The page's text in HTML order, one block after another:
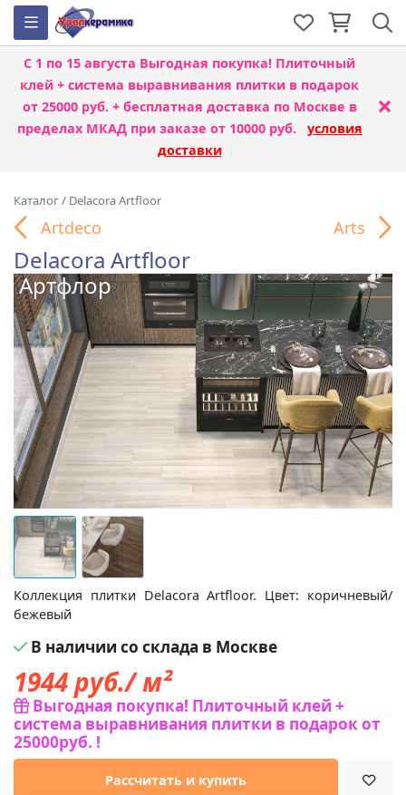
С 1 по 15 августа Выгодная покупка! Плиточный
клей + система выравнивания плитки в подарок
от 25000 руб. + бесплатная доставка по Москве в
пределах МКАД при заказе от 10000 руб. условия
доставки
×
Каталог/ Delacora Artfloor
Artdeco Arts
Delacora Artfloor
Артфлор
Коллекция плитки Delacora Artfloor. Цвет: коричневый/
бежевый
В наличии со склада в Москве
1944руб./ м²
Выгодная покупка! Плиточный клей +
система выравнивания плитки в подарок от
25000руб. !
Рассчитать и купить